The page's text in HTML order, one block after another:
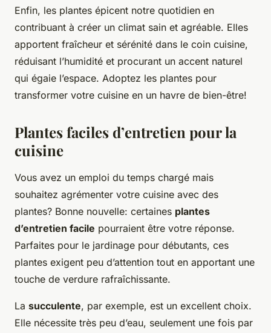
Enfin, les plantes épicent notre quotidien en
contribuant à créer un climat sain et agréable. Elles
apportent fraîcheur et sérénité dans le coin cuisine,
réduisant l’humidité et procurant un accent naturel
qui égaie l’espace. Adoptez les plantes pour
transformer votre cuisine en un havre de bien-être!
Plantes faciles d’entretien pour la
cuisine
Vous avez un emploi du temps chargé mais
souhaitez agrémenter votre cuisine avec des
plantes? Bonne nouvelle: certaines plantes
d’entretien facile pourraient être votre réponse.
Parfaites pour le jardinage pour débutants, ces
plantes exigent peu d’attention tout en apportant une
touche de verdure rafraîchissante.
La succulente, par exemple, est un excellent choix.
Elle nécessite très peu d’eau, seulement une fois par